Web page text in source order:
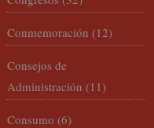
Conmemoración (12)
Consejos de
Administración (11)
Consumo (6)